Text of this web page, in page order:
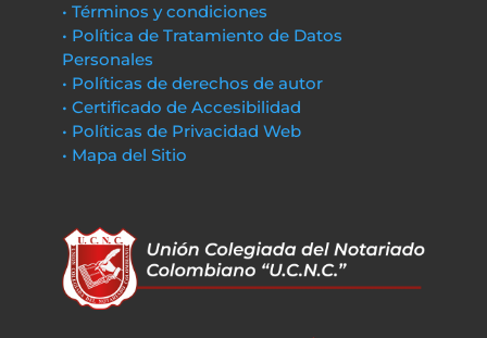
• Términos y condiciones
• Política de Tratamiento de Datos
Personales
• Políticas de derechos de autor
• Certificado de Accesibilidad
• Políticas de Privacidad Web
• Mapa del Sitio